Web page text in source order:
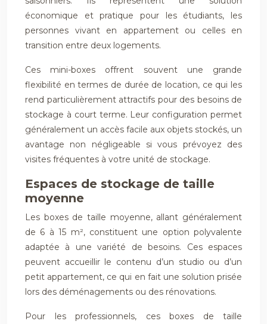
économique et pratique pour les étudiants, les
personnes vivant en appartement ou celles en
transition entre deux logements.
Ces mini-boxes offrent souvent une grande
flexibilité en termes de durée de location, ce qui les
rend particulièrement attractifs pour des besoins de
stockage à court terme. Leur configuration permet
généralement un accès facile aux objets stockés, un
avantage non négligeable si vous prévoyez des
visites fréquentes à votre unité de stockage.
Espaces de stockage de taille
moyenne
Les boxes de taille moyenne, allant généralement
de 6 à 15 m², constituent une option polyvalente
adaptée à une variété de besoins. Ces espaces
peuvent accueillir le contenu d’un studio ou d’un
petit appartement, ce qui en fait une solution prisée
lors des déménagements ou des rénovations.
Pour les professionnels, ces boxes de taille